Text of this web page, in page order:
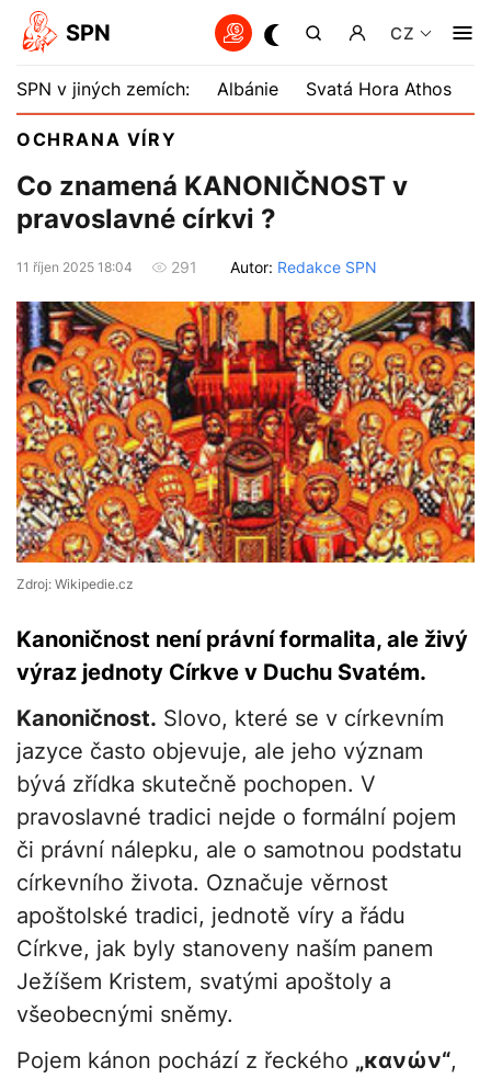
SPN CZ
SPN v jiných zemích: Albánie Svatá Hora Athos
OCHRANA VÍRY
Co znamená KANONIČNOST v
pravoslavné církvi ?
11 říjen 2025 18:04 291 Autor: Redakce SPN
Zdroj: Wikipedie.cz
Kanoničnost není právní formalita, ale živý
výraz jednoty Církve v Duchu Svatém.
Kanoničnost. Slovo, které se v církevním
jazyce často objevuje, ale jeho význam
bývá zřídka skutečně pochopen. V
pravoslavné tradici nejde o formální pojem
či právní nálepku, ale o samotnou podstatu
církevního života. Označuje věrnost
apoštolské tradici, jednotě víry a řádu
Církve, jak byly stanoveny naším panem
Ježíšem Kristem, svatými apoštoly a
všeobecnými sněmy.
Pojem kánon pochází z řeckého „κανών“,